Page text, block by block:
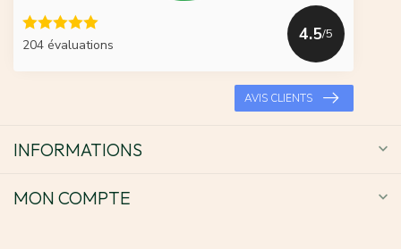
204 évaluations
4.5/5
AVIS CLIENTS
INFORMATIONS
MON COMPTE